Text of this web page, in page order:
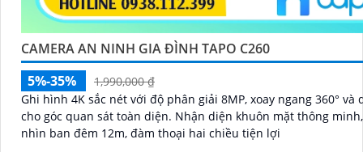
CAMERA AN NINH GIA ĐÌNH TAPO C260
5%-35%
1,990,000 ₫
Ghi hình 4K sắc nét với độ phân giải 8MP, xoay ngang 360° và
cho góc quan sát toàn diện. Nhận diện khuôn mặt thông minh, tầm
nhìn ban đêm 12m, đàm thoại hai chiều tiện lợi